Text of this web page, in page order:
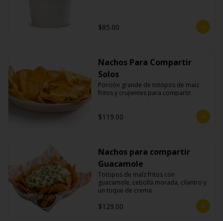
$85.00
Nachos Para Compartir
Solos
Porción grande de totopos de maíz
fritos y crujientes para compartir.
$119.00
Nachos para compartir
Guacamole
Totopos de maíz fritos con
guacamole, cebolla morada, cilantro y
un toque de crema.
$129.00